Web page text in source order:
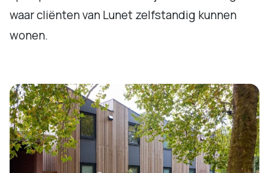
waar cliënten van Lunet zelfstandig kunnen
wonen.